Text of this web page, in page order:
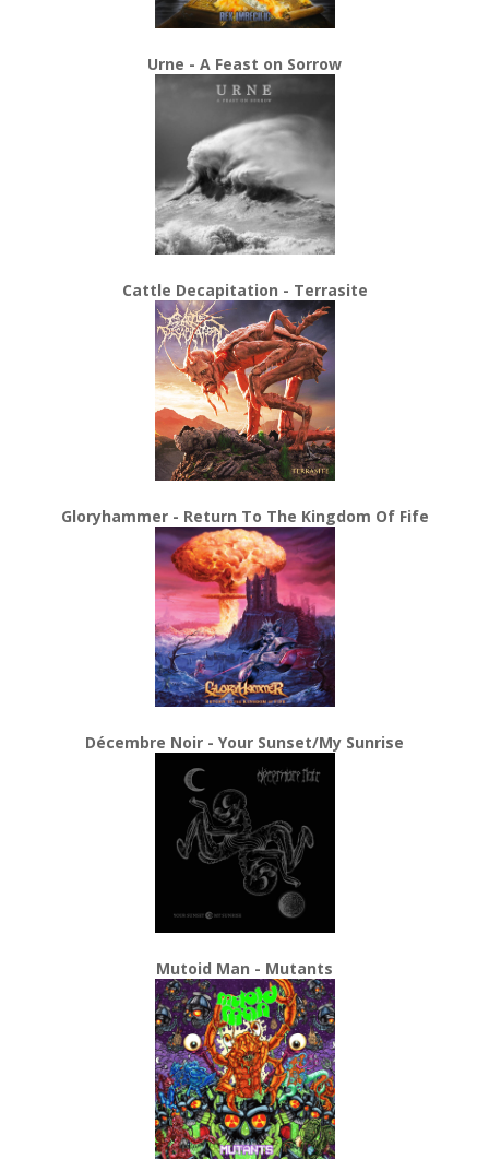
Urne - A Feast on Sorrow
Cattle Decapitation - Terrasite
Gloryhammer - Return To The Kingdom Of Fife
Décembre Noir - Your Sunset/My Sunrise
Mutoid Man - Mutants